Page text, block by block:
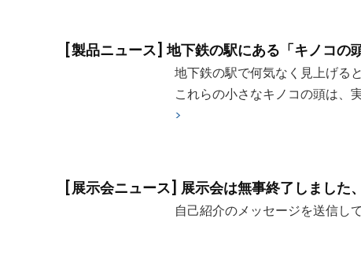
[製品ニュース] 地下鉄の駅にある「キノコの
地下鉄の駅で何気なく見上げる
これらの小さなキノコの頭は、
>
[展示会ニュース] 展示会は無事終了しました
自己紹介のメッセージを送信し